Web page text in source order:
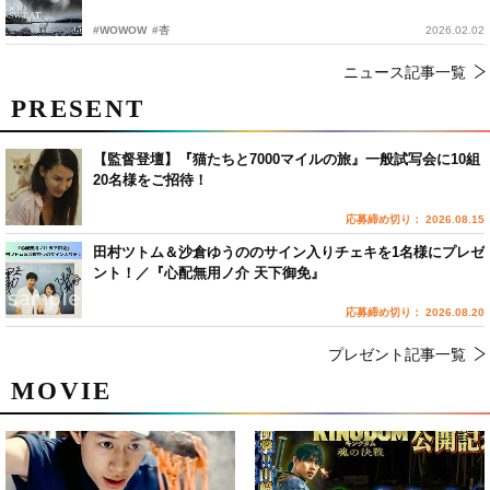
#WOWOW #杏 2026.02.02
ニュース記事一覧
MOVIE
PRESENT
【監督登壇】『猫たちと7000マイルの旅』一般試写会に10組
20名様をご招待！
応募締め切り： 2026.08.15
田村ツトム＆沙倉ゆうののサイン入りチェキを1名様にプレゼ
ント！／『心配無用ノ介 天下御免』
応募締め切り： 2026.08.20
プレゼント記事一覧